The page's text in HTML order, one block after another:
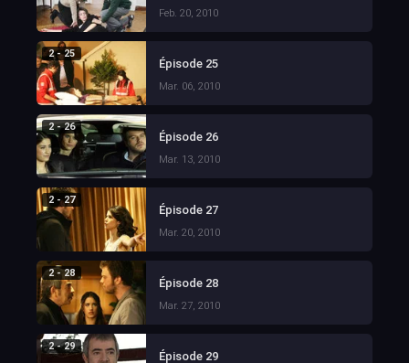
Feb. 20, 2010
2 - 25
Épisode 25
Mar. 06, 2010
2 - 26
Épisode 26
Mar. 13, 2010
2 - 27
Épisode 27
Mar. 20, 2010
2 - 28
Épisode 28
Mar. 27, 2010
2 - 29
Épisode 29